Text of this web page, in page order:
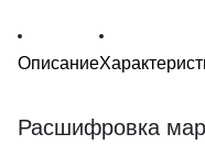
Описание
Расшифровка